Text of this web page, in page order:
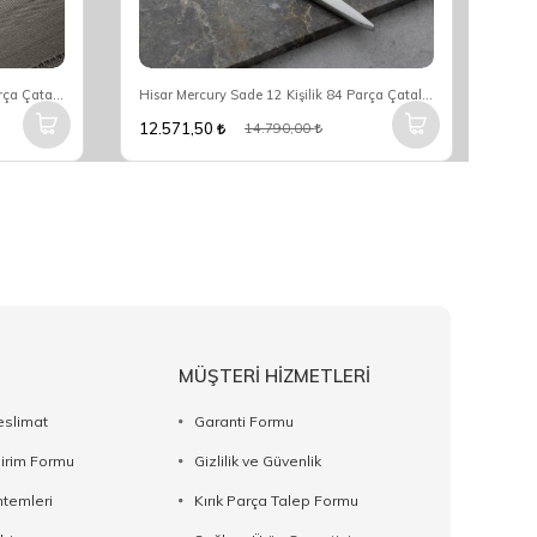
Hisar Floransa Sade 12 Kişilik 84 Parça Çatal Kaşık Bıçak Seti Hisar Mercury Sade 12 Kişilik 84 Parça Çatal Kaşık Bıçak Seti
12.571,50 14.790,00
Formu
MÜŞTERİ HİZMETLERİ
Garanti Formu
Gizlilik ve Güvenlik
Kırık Parça Talep Formu